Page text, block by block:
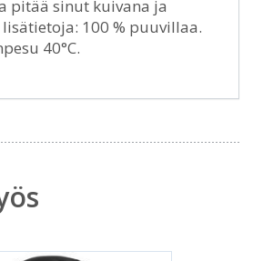
pitää sinut kuivana ja
100 % puuvillaa.
40°C.